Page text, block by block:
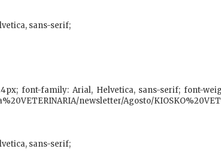
sans-serif;
font-family: Arial, Helvetica, sans-serif; font-
newsletter/Agosto/
sans-serif;